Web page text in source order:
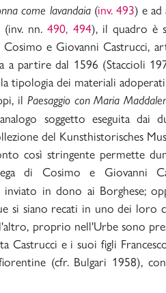
come lavandaia(inv. 493) e ad
(inv. nn.490, 494), il quadro è
e Giovanni Castrucci,
a partire dal 1596 (Staccioli
tipologia dei materiali
il Paesaggio con Maria
soggetto eseguita dai
del Kunsthistorisches
così stringente permette
di Cosimo e Giovanni
in dono ai Borghese;
si siano recati in uno dei loro
proprio nell'Urbe sono
Castrucci e i suoi figli
(cfr. Bulgari 1958),